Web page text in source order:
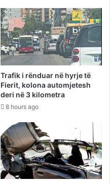
Trafik i rënduar në hyrje të
Fierit, kolona automjetesh
deri në 3 kilometra
8 hours ago